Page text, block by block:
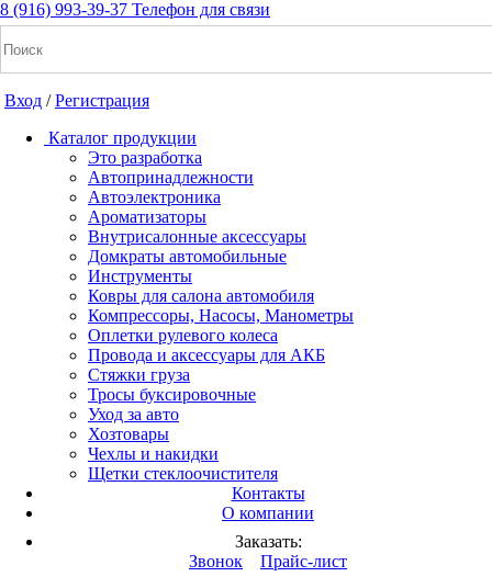
8 (916) 993-39-37 Телефон для связи
Вход /Регистрация
Каталог продукции
Это разработка
Автопринадлежности
Автоэлектроника
Ароматизаторы
Внутрисалонные аксессуары
Домкраты автомобильные
Инструменты
Ковры для салона автомобиля
Компрессоры, Насосы, Манометры
Оплетки рулевого колеса
Провода и аксессуары для АКБ
Стяжки груза
Тросы буксировочные
Уход за авто
Хозтовары
Чехлы и накидки
Щетки стеклоочистителя
Контакты
О компании
Заказать:
Звонок
Прайс-лист
+7(916) 993-39-37
Заказать звонок
Notice: Undefined index: cart_total in
/home/a/a2dm2020/a2dm.ru/public_html/wa-
cache/apps/shop/templates/compiled/shop_ru_RU/ad/3d/07/
on line 260 Notice: Trying to get property of non-object in
/home/a/a2dm2020/a2dm.ru/public_html/wa-
cache/apps/shop/templates/compiled/shop_ru_RU/ad/3d/07/
on line 260 0Р
Это разработка